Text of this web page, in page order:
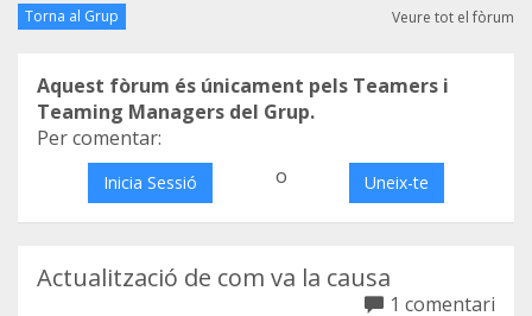
Torna al Grup Veure tot el fòrum
Aquest fòrum és únicament pels Teamers i
Teaming Managers del Grup.
Per comentar:
Inicia Sessió o Uneix-te
Actualització de com va la causa
1 comentari